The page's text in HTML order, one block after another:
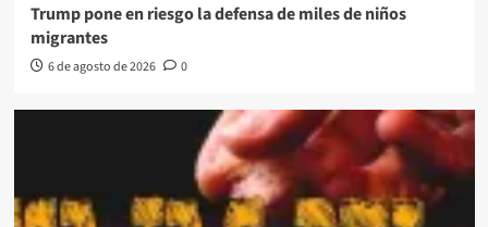
Trump pone en riesgo la defensa de miles de niños
migrantes
6 de agosto de 2026 0